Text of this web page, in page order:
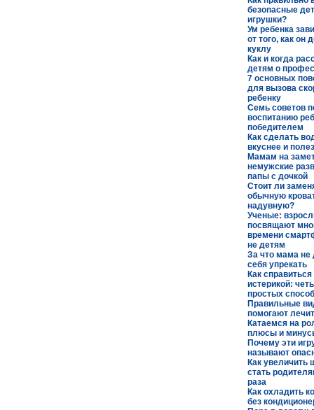
безопасные
игрушки?
Ум ребенка
от того, как он
куклу
Как и когда
детям о
7 основных
для вызова
ребенку
Семь советов
воспитанию
победителем
Как сделать
вкуснее и
Мамам на
немужские
папы с дочкой
Стоит ли
обычную
надувную?
Ученые:
посвящают
времени
не детям
За что мама не
себя упрекать
Как
истерикой:
простых
Правильные
помогают
Катаемся на
плюсы и
Почему эти
называют
Как увеличить
стать
раза
Как охладить
без